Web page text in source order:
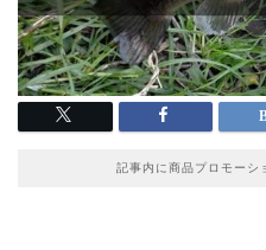
記事内に商品プロモーシ